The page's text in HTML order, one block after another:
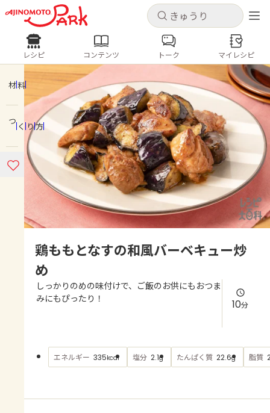
キャンセル
ログインするとレシピを保存できます
ログイン 新規登録
ホーム
コンテンツ
レシピ
お買い物
キャンセル
レシピ コンテンツ
人気の食材・レシピ
きゅうり なす トマト
とうもろこし
ピーマン
みょうが ゴーヤ
レシピ コンテンツ トーク マイレシピ
材料
つくり方
鶏ももとなすの和風バーベキュー炒
め
しっかりのめの味付けで、ご飯のお供にもおつま
みにもぴったり！
10分
エネルギー 335kcal 塩分 2.1g たんぱく質 22.6g 脂質